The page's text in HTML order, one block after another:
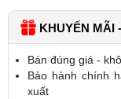
KHUYẾN MÃI
Bán đúng giá -
Bảo hành chính
xuất